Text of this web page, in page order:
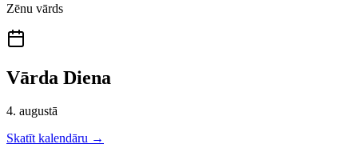
Zēnu vārds
Vārda Diena
4. augustā
Skatīt kalendāru →